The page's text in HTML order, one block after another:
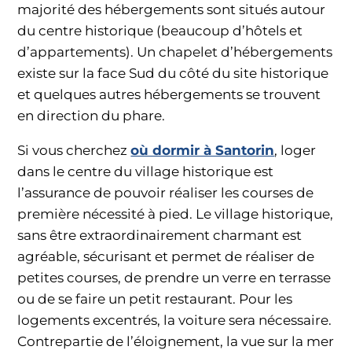
majorité des hébergements sont situés autour
du centre historique (beaucoup d’hôtels et
d’appartements). Un chapelet d’hébergements
existe sur la face Sud du côté du site historique
et quelques autres hébergements se trouvent
en direction du phare.
Si vous cherchezoù dormir à Santorin, loger
dans le centre du village historique est
l’assurance de pouvoir réaliser les courses de
première nécessité à pied. Le village historique,
sans être extraordinairement charmant est
agréable, sécurisant et permet de réaliser de
petites courses, de prendre un verre en terrasse
ou de se faire un petit restaurant. Pour les
logements excentrés, la voiture sera nécessaire.
Contrepartie de l’éloignement, la vue sur la mer